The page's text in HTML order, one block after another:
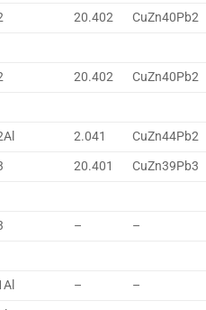
20.402 CuZn40Pb2
20.402 CuZn40Pb2
2.041
CuZn44Pb2
20.401 CuZn39Pb3
– –
–
–